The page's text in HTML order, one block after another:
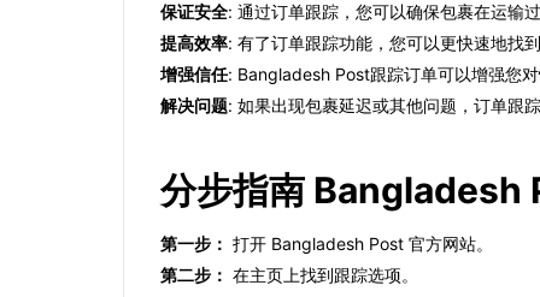
保证安全: 通过订单跟踪，您可以确保包裹在运输
提高效率: 有了订单跟踪功能，您可以更快速地找
增强信任: Bangladesh Post跟踪订单可以增强您
解决问题: 如果出现包裹延迟或其他问题，订单跟
分步指南 Bangladesh
第一步： 打开 Bangladesh Post 官方网站。
第二步： 在主页上找到跟踪选项。